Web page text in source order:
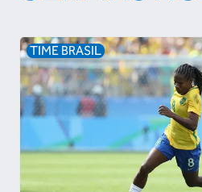
TIME BRASIL